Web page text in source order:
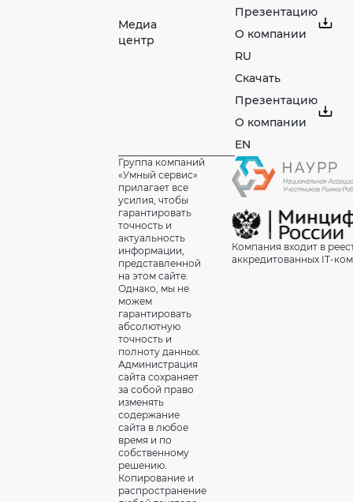
Медиа
центр
Презентацию
О компании
RU
Скачать
Презентацию
О компании
EN
Группа компаний
«Умный сервис»
прилагает все
усилия, чтобы
гарантировать
точность и
актуальность
информации,
представленной
на этом сайте.
Однако, мы не
можем
гарантировать
абсолютную
точность и
полноту данных.
Администрация
сайта сохраняет
за собой право
изменять
содержание
сайта в любое
время и по
собственному
решению.
Копирование и
распространение
Компания входит в
аккредитованных IT-